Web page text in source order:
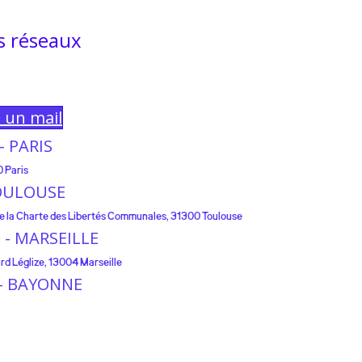
réseaux
un mail
Paris
la Charte des Libertés Communales, 31300 Toulouse
MARSEILLE
Léglize, 13004 Marseille